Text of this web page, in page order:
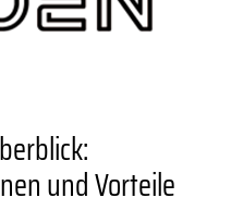
und Vorteile